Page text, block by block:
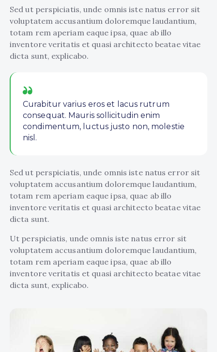
Sed ut perspiciatis, unde omnis iste natus error sit
voluptatem accusantium doloremque laudantium,
totam rem aperiam eaque ipsa, quae ab illo
inventore veritatis et quasi architecto beatae vitae
dicta sunt, explicabo.
Curabitur varius eros et lacus rutrum
consequat. Mauris sollicitudin enim
condimentum, luctus justo non, molestie
nisl.
Sed ut perspiciatis, unde omnis iste natus error sit
voluptatem accusantium doloremque laudantium,
totam rem aperiam eaque ipsa, quae ab illo
inventore veritatis et quasi architecto beatae vitae
dicta sunt.
Ut perspiciatis, unde omnis iste natus error sit
voluptatem accusantium doloremque laudantium,
totam rem aperiam eaque ipsa, quae ab illo
inventore veritatis et quasi architecto beatae vitae
dicta sunt, explicabo.